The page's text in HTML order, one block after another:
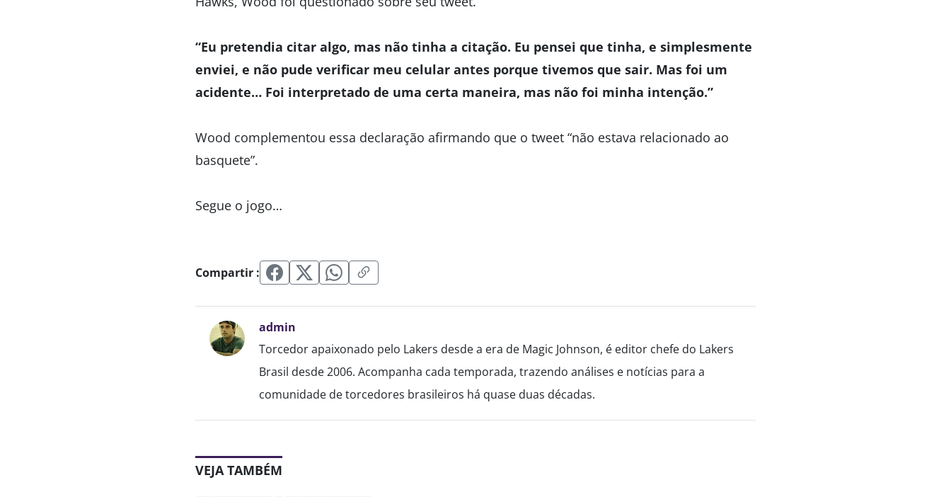
“Eu pretendia citar algo, mas não tinha a citação. Eu pensei que tinha, e simplesmente
enviei, e não pude verificar meu celular antes porque tivemos que sair. Mas foi um
acidente… Foi interpretado de uma certa maneira, mas não foi minha intenção.”
Wood complementou essa declaração afirmando que o tweet “não estava relacionado ao
basquete”.
Segue o jogo…
Compartir :
admin
Torcedor apaixonado pelo Lakers desde a era de Magic Johnson, é editor chefe do Lakers
Brasil desde 2006. Acompanha cada temporada, trazendo análises e notícias para a
comunidade de torcedores brasileiros há quase duas décadas.
VEJA TAMBÉM